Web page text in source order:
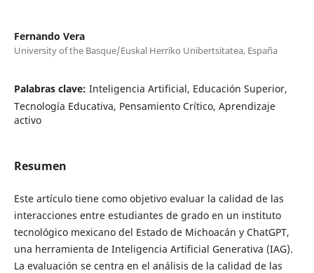
Fernando Vera
University of the Basque/Euskal Herriko Unibertsitatea, España
Palabras clave: Inteligencia Artificial, Educación Superior,
Tecnología Educativa, Pensamiento Crítico, Aprendizaje
activo
Resumen
Este artículo tiene como objetivo evaluar la calidad de las
interacciones entre estudiantes de grado en un instituto
tecnológico mexicano del Estado de Michoacán y ChatGPT,
una herramienta de Inteligencia Artificial Generativa (IAG).
La evaluación se centra en el análisis de la calidad de las